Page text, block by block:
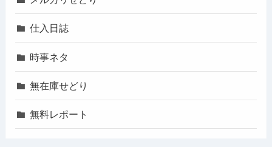
仕入日誌
時事ネタ
無在庫せどり
無料レポート